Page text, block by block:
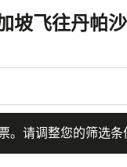
坡飞往丹帕
。请调整您的筛选条
请调整您的筛选条